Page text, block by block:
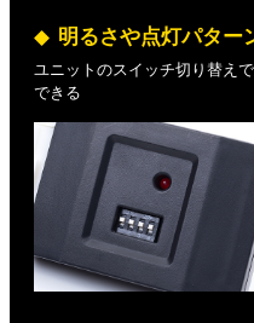
明るさや点灯パター
ユニットのスイッチ切り替え
できる